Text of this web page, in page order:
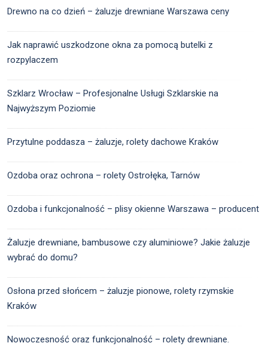
Drewno na co dzień – żaluzje drewniane Warszawa ceny
Jak naprawić uszkodzone okna za pomocą butelki z
rozpylaczem
Szklarz Wrocław – Profesjonalne Usługi Szklarskie na
Najwyższym Poziomie
Przytulne poddasza – żaluzje, rolety dachowe Kraków
Ozdoba oraz ochrona – rolety Ostrołęka, Tarnów
Ozdoba i funkcjonalność – plisy okienne Warszawa – producent
Żaluzje drewniane, bambusowe czy aluminiowe? Jakie żaluzje
wybrać do domu?
Osłona przed słońcem – żaluzje pionowe, rolety rzymskie
Kraków
Nowoczesność oraz funkcjonalność – rolety drewniane.